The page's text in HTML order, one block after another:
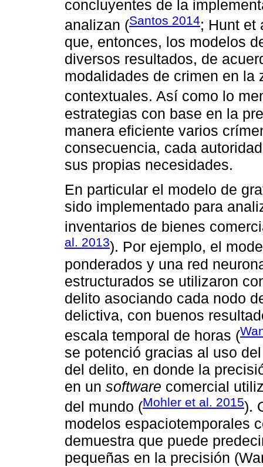
concluyentes de la
analizan (Santos 2014; Hunt et
que, entonces, los modelos
diversos resultados, de
modalidades de crimen en
contextuales. Así como lo
estrategias con base en la
manera eficiente varios
consecuencia, cada
sus propias necesidades.
En particular el modelo de
sido implementado para
inventarios de bienes
al. 2013). Por ejemplo, el
ponderados y una red
estructurados se utilizaron
delito asociando cada nodo
delictiva, con buenos
escala temporal de horas (
se potenció gracias al uso
del delito, en donde la
en un software comercial
del mundo (Mohler et al. 2015).
modelos espaciotemporales
demuestra que puede
pequeñas en la precisión